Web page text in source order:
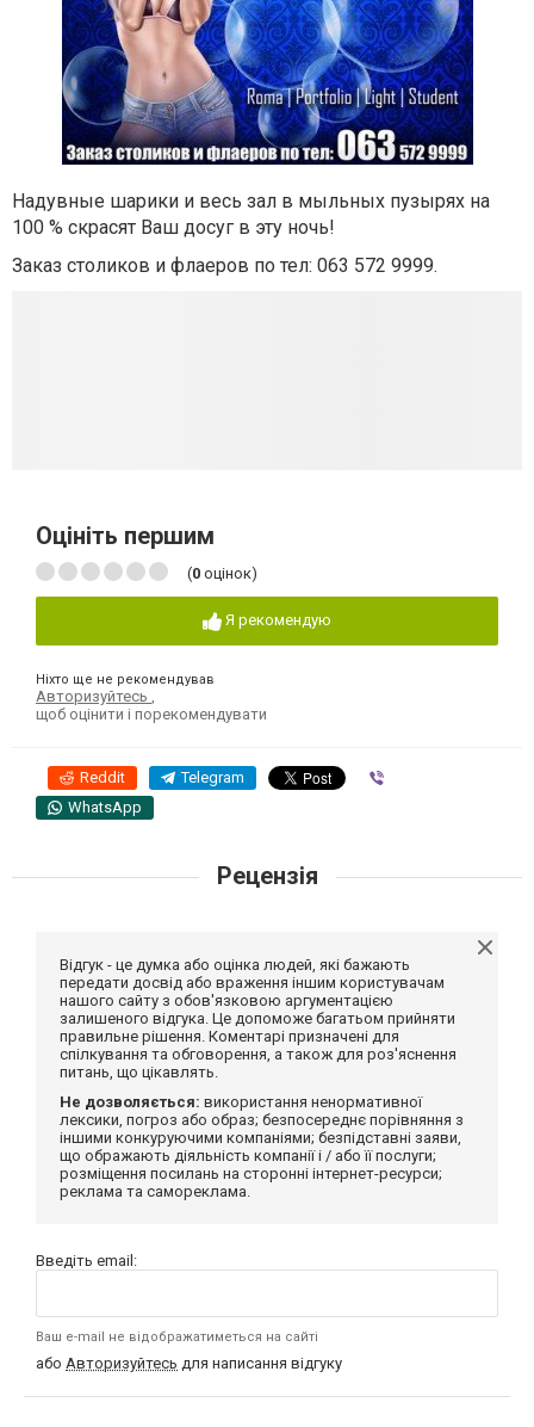
Надувные шарики и весь зал в мыльных пузырях на
100 % скрасят Ваш досуг в эту ночь!
Заказ столиков и флаеров по тел: 063 572 9999.
Оцініть першим
(0 оцінок)
Я рекомендую
Ніхто ще не рекомендував
Авторизуйтесь
щоб оцінити і порекомендувати
Reddit Telegram
WhatsApp
Рецензія
Відгук - це думка або оцінка людей, які бажають
передати досвід або враження іншим користувачам
нашого сайту з обов'язковою аргументацією
залишеного відгука. Це допоможе багатьом прийняти
правильне рішення. Коментарі призначені для
спілкування та обговорення, а також для роз'яснення
питань, що цікавлять.
Не дозволяється: використання ненормативної
лексики, погроз або образ; безпосереднє порівняння з
іншими конкуруючими компаніями; безпідставні заяви,
що ображають діяльність компанії і / або її послуги;
розміщення посилань на сторонні інтернет-ресурси;
реклама та самореклама.
Введіть email:
Ваш e-mail не відображатиметься на сайті
або Авторизуйтесь для написання відгуку